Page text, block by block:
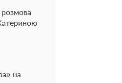
на